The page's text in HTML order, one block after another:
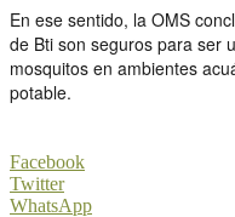
En ese sentido, la OMS
de Bti son seguros para ser
mosquitos en ambientes
potable.
Facebook
Twitter
WhatsApp